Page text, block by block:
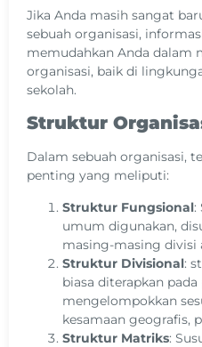
Jika Anda masih sangat
sebuah organisasi,
memudahkan Anda dalam
organisasi, baik di
sekolah.
Struktur
Dalam sebuah organisasi,
penting yang meliputi:
Struktur Fungsional:
umum digunakan,
masing-masing divisi
Struktur Divisional:
biasa diterapkan
mengelompokkan
kesamaan geografis,
Struktur Matriks: